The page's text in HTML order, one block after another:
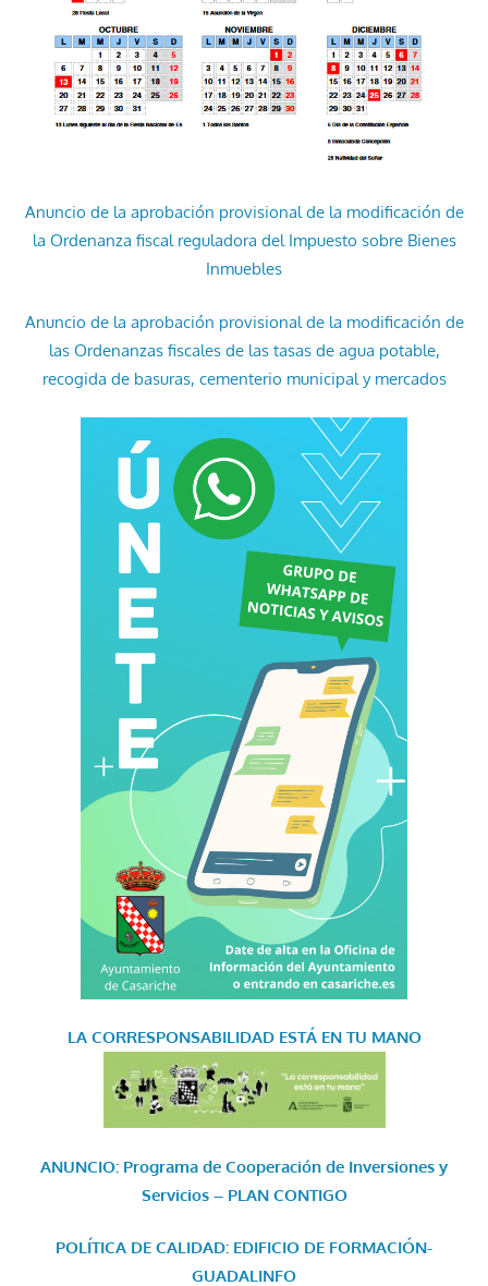
Anuncio de la aprobación provisional de la modificación de
la Ordenanza fiscal reguladora del Impuesto sobre Bienes
Inmuebles
Anuncio de la aprobación provisional de la modificación de
las Ordenanzas fiscales de las tasas de agua potable,
recogida de basuras, cementerio municipal y mercados
LA CORRESPONSABILIDAD ESTÁ EN TU MANO
ANUNCIO: Programa de Cooperación de Inversiones y
Servicios – PLAN CONTIGO
POLÍTICA DE CALIDAD: EDIFICIO DE FORMACIÓN-
GUADALINFO